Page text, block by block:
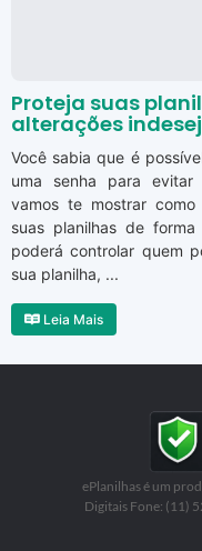
Proteja suas
alterações
Você sabia que é
uma senha para evitar
vamos te mostrar
suas planilhas de
poderá controlar quem
sua planilha, ...
Leia Mais
ePlanilhas é um
Digitais Fone: (11)